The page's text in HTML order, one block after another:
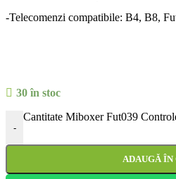
-Telecomenzi compatibile: B4, B8,
30 în stoc
-
Cantitate Miboxer Fut039
ADAUGĂ ÎN